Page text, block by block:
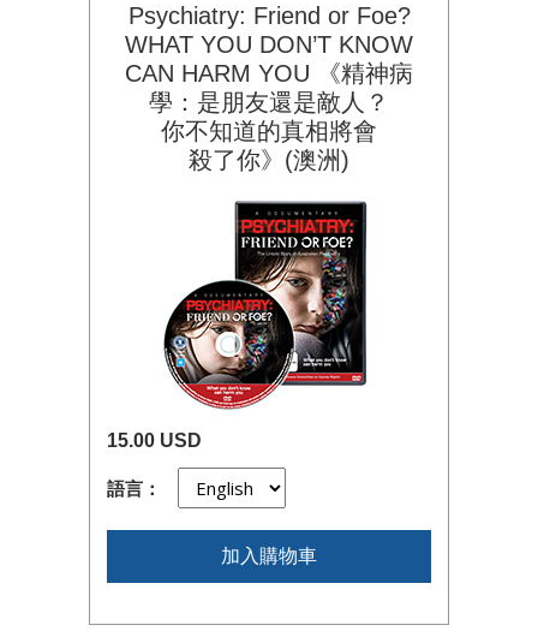
Psychiatry: Friend or Foe?
WHAT YOU DON’T KNOW
CAN HARM YOU 《精神病
學：是朋友還是敵人？
你不知道的真相將會
殺了你》(澳洲)
15.00 USD
語言：
加入購物車